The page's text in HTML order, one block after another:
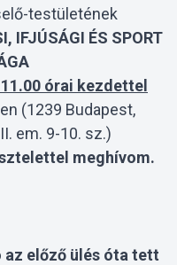
testületének
IFJÚSÁGI ÉS SPORT
órai kezdettel
(1239 Budapest,
em. 9-10. sz.)
meghívom.
előző ülés óta tett